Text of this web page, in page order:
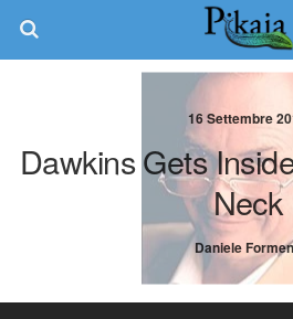
16 Settembre
Dawkins Gets
Neck
Daniele